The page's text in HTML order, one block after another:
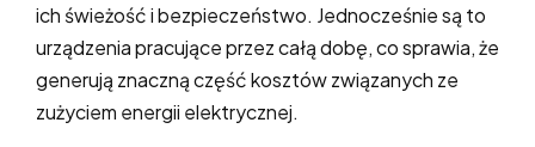
ich świeżość i bezpieczeństwo. Jednocześnie są to
urządzenia pracujące przez całą dobę, co sprawia, że
generują znaczną część kosztów związanych ze
zużyciem energii elektrycznej.